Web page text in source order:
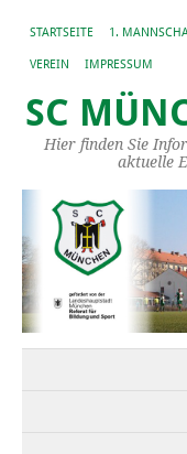
STARTSEITE 1.
VEREIN IMPRESSUM
SC
Hier finden Sie
aktuelle